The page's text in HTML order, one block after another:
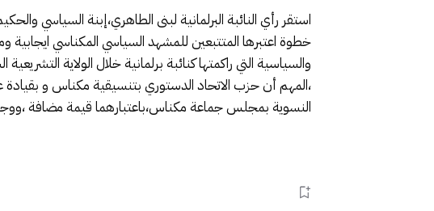
استقر رأي النائبة البرلمانية لبنى الطاهري،إبنة
خطوة اعتبرها المتتبعين للمشهد السياسي المكناسي ايجابية
والسياسية التي راكمتها كنائبة برلمانية خلال الولاية
،المهم أن حزب الاتحاد الدستوري بتنسيقية مكناس و
النسوية بمجلس جماعة مكناس،باعتبارهما قيمة مضافة